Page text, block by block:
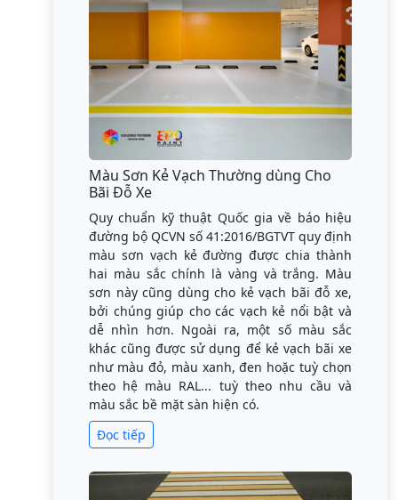
Màu Sơn Kẻ Vạch Thường dùng Cho
Bãi Đỗ Xe
Quy chuẩn kỹ thuật Quốc gia về báo hiệu
đường bộ QCVN số 41:2016/BGTVT quy định
màu sơn vạch kẻ đường được chia thành
hai màu sắc chính là vàng và trắng. Màu
sơn này cũng dùng cho kẻ vạch bãi đỗ xe,
bởi chúng giúp cho các vạch kẻ nổi bật và
dễ nhìn hơn. Ngoài ra, một số màu sắc
khác cũng được sử dụng để kẻ vạch bãi xe
như màu đỏ, màu xanh, đen hoặc tuỳ chọn
theo hệ màu RAL... tuỳ theo nhu cầu và
màu sắc bề mặt sàn hiện có.
Đọc tiếp